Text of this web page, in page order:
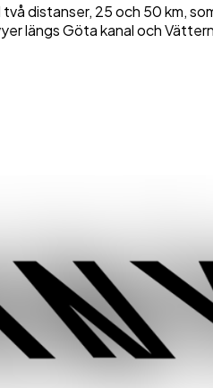
distanser, 25 och 50 km,
längs Göta kanal och